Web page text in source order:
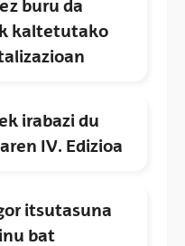
buru da
kaltetutako
irabazi du
IV. Edizioa
itsutasuna
bat